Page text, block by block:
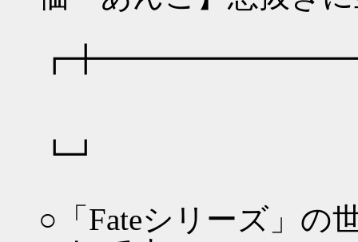
┗┛
○「Fateシリーズ」の